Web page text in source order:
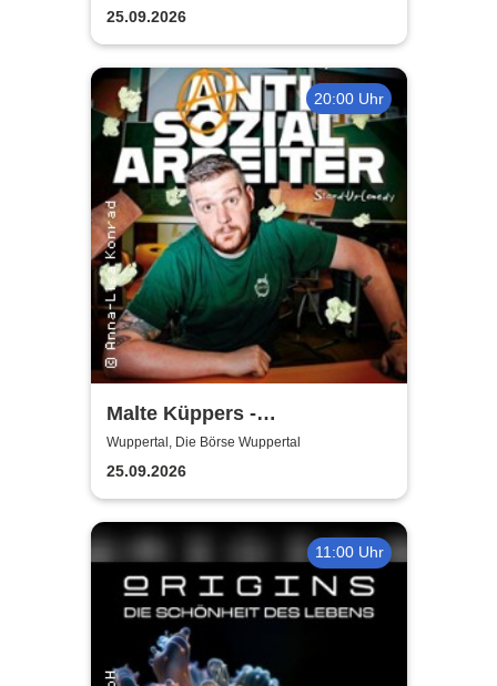
25.09.2026
20:00 Uhr
Malte Küppers -
Antisozialarbeiter
Wuppertal, Die Börse Wuppertal
25.09.2026
11:00 Uhr